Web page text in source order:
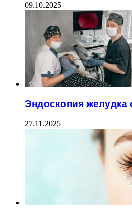
09.10.2025
Эндоскопия желудка
27.11.2025